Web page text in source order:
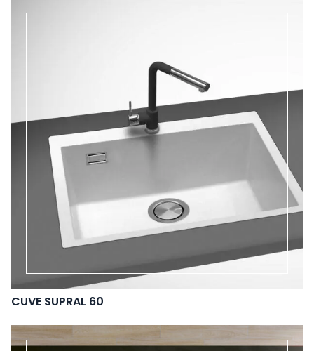
CUVE SUPRAL 60